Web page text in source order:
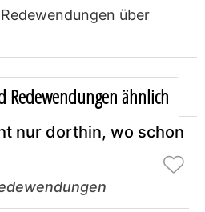
über
Redewendungen ähnlich
nur dorthin, wo schon